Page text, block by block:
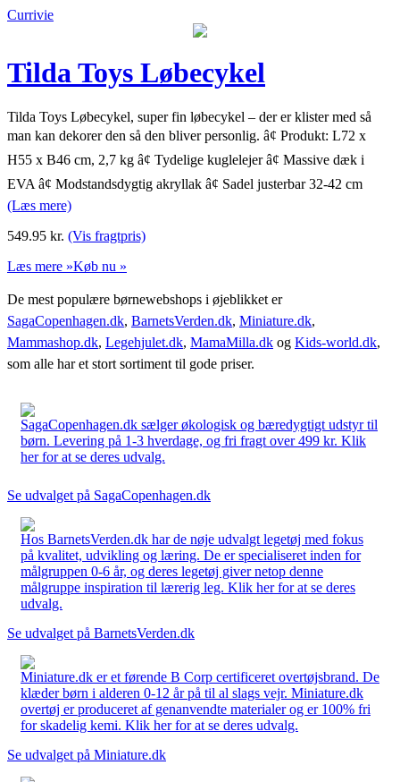
Currivie
Tilda Toys Løbecykel
Tilda Toys Løbecykel, super fin løbecykel – der er klister med så
man kan dekorer den så den bliver personlig. â¢ Produkt: L72 x
H55 x B46 cm, 2,7 kg â¢ Tydelige kuglelejer â¢ Massive dæk i
EVA â¢ Modstandsdygtig akryllak â¢ Sadel justerbar 32-42 cm
(Læs mere)
549.95 kr. (Vis fragtpris)
Læs mere »Køb nu »
De mest populære børnewebshops i øjeblikket er
SagaCopenhagen.dk, BarnetsVerden.dk, Miniature.dk,
Mammashop.dk, Legehjulet.dk, MamaMilla.dk og Kids-world.dk,
som alle har et stort sortiment til gode priser.
SagaCopenhagen.dk sælger økologisk og bæredygtigt udstyr til
børn. Levering på 1-3 hverdage, og fri fragt over 499 kr. Klik
her for at se deres udvalg.
Se udvalget på SagaCopenhagen.dk
Hos BarnetsVerden.dk har de nøje udvalgt legetøj med fokus
på kvalitet, udvikling og læring. De er specialiseret inden for
målgruppen 0-6 år, og deres legetøj giver netop denne
målgruppe inspiration til lærerig leg. Klik her for at se deres
udvalg.
Se udvalget på BarnetsVerden.dk
Miniature.dk er et førende B Corp certificeret overtøjsbrand. De
klæder børn i alderen 0-12 år på til al slags vejr. Miniature.dk
overtøj er produceret af genanvendte materialer og er 100% fri
for skadelig kemi. Klik her for at se deres udvalg.
Se udvalget på Miniature.dk